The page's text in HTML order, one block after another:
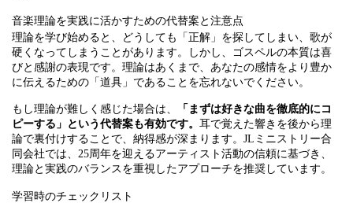
音楽理論を実践に活かすための代替案と注意点
理論を学び始めると、どうしても「正解」を探してしまい、歌が
硬くなってしまうことがあります。しかし、ゴスペルの本質は喜
びと感謝の表現です。理論はあくまで、あなたの感情をより豊か
に伝えるための「道具」であることを忘れないでください。
もし理論が難しく感じた場合は、
「まずは好きな曲を徹底的にコ
ピーする」という代替案も有効です。 耳で覚えた響きを後から理
論で裏付けすることで、納得感が深まります。JLミニストリー合
同会社では、25周年を迎えるアーティスト活動の信頼に基づき、
理論と実践のバランスを重視したアプローチを推奨しています。
学習時のチェックリスト